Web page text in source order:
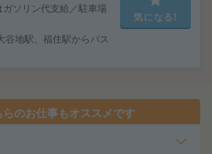
ソリン代支給／駐車場
地駅、福住駅からバス
気になる!
のお仕事もオススメです